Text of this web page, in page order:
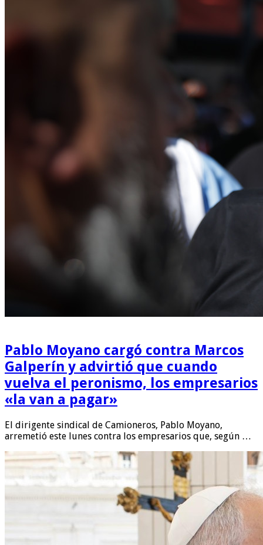
Pablo Moyano cargó contra Marcos
Galperín y advirtió que cuando
vuelva el peronismo, los empresarios
«la van a pagar»
El dirigente sindical de Camioneros, Pablo Moyano,
arremetió este lunes contra los empresarios que, según …